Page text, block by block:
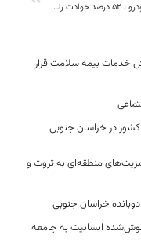
واژگونی خودرو ، ۵۲ درصد حوادث رانندگی در خراسان جنوبی
خدمات بیمه سلامت قرار
در خراسان جنوبی
منطقه‌ای به ثروت و
انسانیت به جامعه